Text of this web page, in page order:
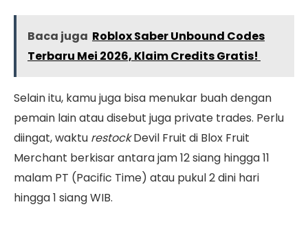
Baca juga Roblox Saber Unbound Codes
Terbaru Mei 2026, Klaim Credits Gratis!
Selain itu, kamu juga bisa menukar buah dengan
pemain lain atau disebut juga private trades. Perlu
diingat, waktu restockDevil Fruit di Blox Fruit
Merchant berkisar antara jam 12 siang hingga 11
malam PT (Pacific Time) atau pukul 2 dini hari
hingga 1 siang WIB.